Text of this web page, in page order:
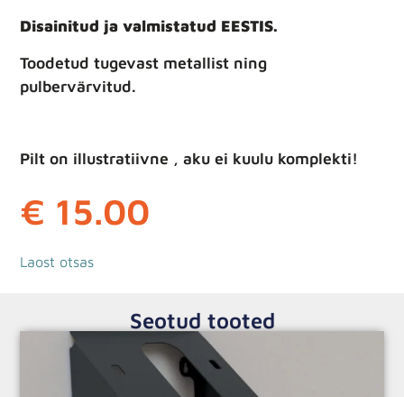
Disainitud ja valmistatud EESTIS.
Toodetud tugevast metallist ning
pulbervärvitud.
Pilt on illustratiivne , aku ei kuulu komplekti!
€ 15.00
Laost otsas
Seotud tooted